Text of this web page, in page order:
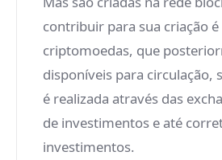
contribuir para sua criação
criptomoedas, que
disponíveis para circulação,
é realizada através das
de investimentos e até
investimentos.